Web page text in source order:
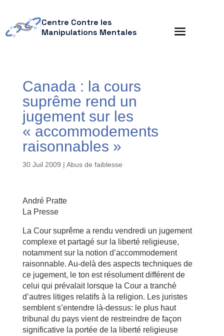
Centre Contre les
Manipulations Mentales
Canada : la cours
suprême rend un
jugement sur les
« accommodements
raisonnables »
30 Juil 2009 | Abus de faiblesse
André Pratte
La Presse
La Cour suprême a rendu vendredi un jugement
complexe et partagé sur la liberté religieuse,
notamment sur la notion d’accommodement
raisonnable. Au-delà des aspects techniques de
ce jugement, le ton est résolument différent de
celui qui prévalait lorsque la Cour a tranché
d’autres litiges relatifs à la religion. Les juristes
semblent s’entendre là-dessus: le plus haut
tribunal du pays vient de restreindre de façon
significative la portée de la liberté religieuse